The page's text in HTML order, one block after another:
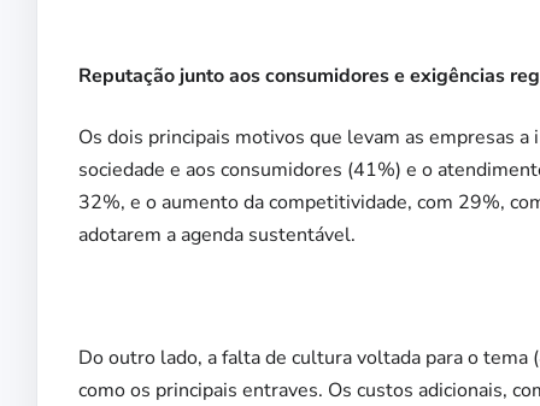
Reputação junto aos consumidores e exigências
Os dois principais motivos que levam as empresas
sociedade e aos consumidores (41%) e o
32%, e o aumento da competitividade, com 29%,
adotarem a agenda sustentável.
Do outro lado, a falta de cultura voltada para o
como os principais entraves. Os custos adicionais,